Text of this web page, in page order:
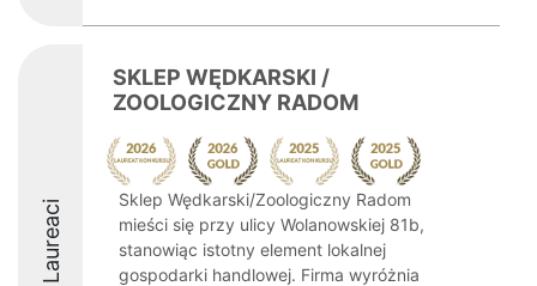
Laureaci
SKLEP WĘDKARSKI /
ZOOLOGICZNY RADOM
Sklep Wędkarski/Zoologiczny Radom
mieści się przy ulicy Wolanowskiej 81b,
stanowiąc istotny element lokalnej
gospodarki handlowej. Firma wyróżnia